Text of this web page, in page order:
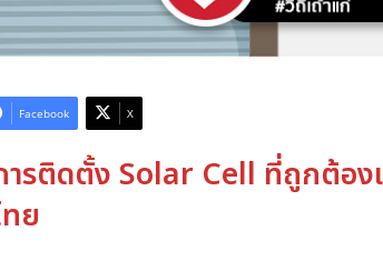
Facebook X
รติดตั้ง Solar Cell ที่ถูกต้อง
ย